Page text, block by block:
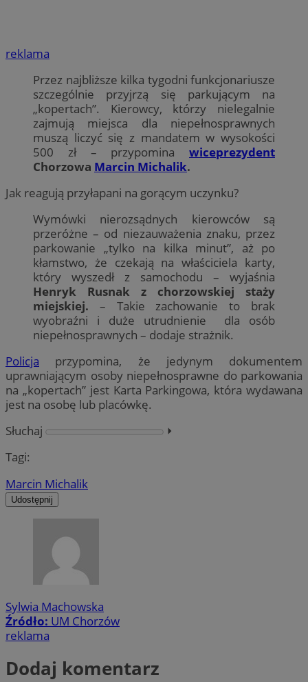
reklama
Przez najbliższe kilka tygodni funkcjonariusze
szczególnie przyjrzą się parkującym na
„kopertach”. Kierowcy, którzy nielegalnie
zajmują miejsca dla niepełnosprawnych
muszą liczyć się z mandatem w wysokości
500 zł – przypomina wiceprezydent
Chorzowa Marcin Michalik.
Jak reagują przyłapani na gorącym uczynku?
Wymówki nierozsądnych kierowców są
przeróżne – od niezauważenia znaku, przez
parkowanie „tylko na kilka minut”, aż po
kłamstwo, że czekają na właściciela karty,
który wyszedł z samochodu – wyjaśnia
Henryk Rusnak z chorzowskiej staży
miejskiej. – Takie zachowanie to brak
wyobraźni i duże utrudnienie dla osób
niepełnosprawnych – dodaje strażnik.
Policja przypomina, że jedynym dokumentem
uprawniającym osoby niepełnosprawne do parkowania
na „kopertach” jest Karta Parkingowa, która wydawana
jest na osobę lub placówkę.
Słuchaj
⏵︎
Tagi:
Marcin Michalik
Udostępnij
Sylwia Machowska
Źródło: UM Chorzów
reklama
Dodaj komentarz